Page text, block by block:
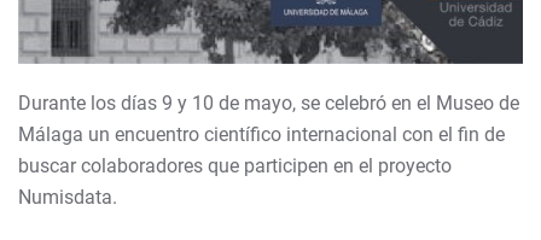
Durante los días 9 y 10 de mayo, se celebró en el Museo de
Málaga un encuentro científico internacional con el fin de
buscar colaboradores que participen en el proyecto
Numisdata.